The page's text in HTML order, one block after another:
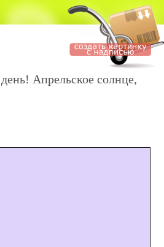
Апрельское солнце,